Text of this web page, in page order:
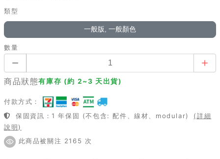
類型
一般版, 一般顏色
數量
商品狀態有庫存 (約 2~3 天出貨)
付款方式：
保固資訊：1 年保固 (不包含: 配件、線材、modular)
(詳細
說明)
此商品被關注 2165 次